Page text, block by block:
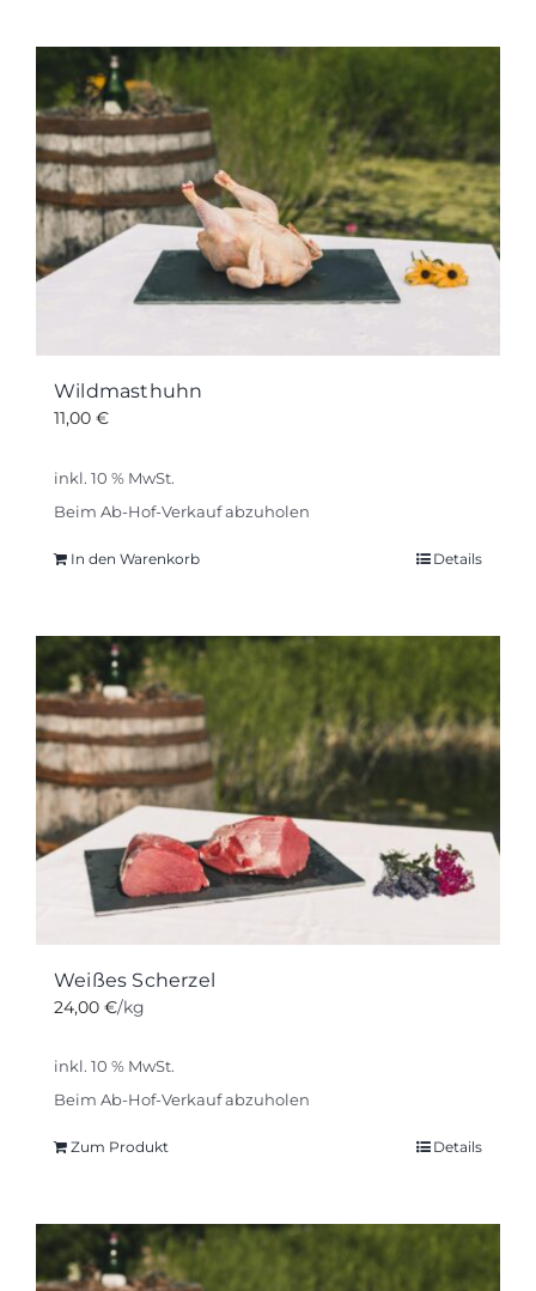
Wildmasthuhn
11,00 €
inkl. 10 % MwSt.
Beim Ab-Hof-Verkauf abzuholen
In den Warenkorb Details
Weißes Scherzel
24,00 €/kg
inkl. 10 % MwSt.
Beim Ab-Hof-Verkauf abzuholen
Zum Produkt Details